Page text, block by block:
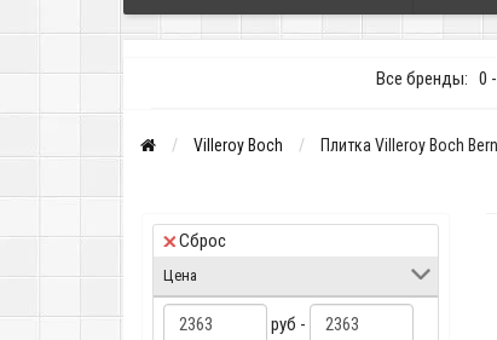
Все бренды: 0
Villeroy Boch Плитка Villeroy Boch
Сброс
Цена
руб -